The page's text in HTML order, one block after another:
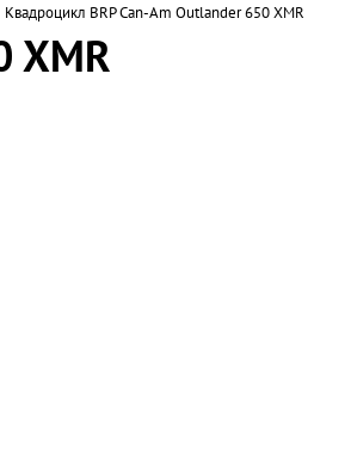
Квадроцикл BRP Can-Am Outlander 650 XMR
XMR